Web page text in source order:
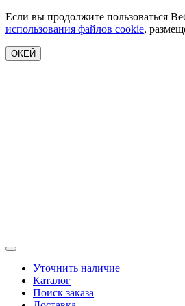
Если вы продолжите пользоваться
использования файлов cookie,
ОКЕЙ
Уточнить наличие
Каталог
Поиск заказа